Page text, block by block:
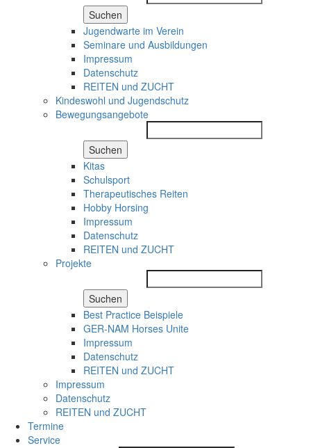
Suchen
Jugendwarte im Verein
Seminare und Ausbildungen
Impressum
Datenschutz
REITEN und ZUCHT
Kindeswohl und Jugendschutz
Bewegungsangebote
Suchen
Kitas
Schulsport
Therapeutisches Reiten
Hobby Horsing
Impressum
Datenschutz
REITEN und ZUCHT
Projekte
Suchen
Best Practice Beispiele
GER-NAM Horses Unite
Impressum
Datenschutz
REITEN und ZUCHT
Impressum
Datenschutz
REITEN und ZUCHT
Termine
Service